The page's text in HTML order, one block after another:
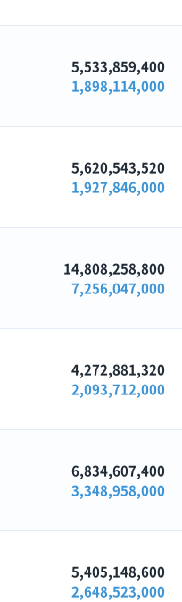
5,533,859,400
1,898,114,000
5,620,543,520
1,927,846,000
14,808,258,800
7,256,047,000
4,272,881,320
2,093,712,000
6,834,607,400
3,348,958,000
5,405,148,600
2,648,523,000